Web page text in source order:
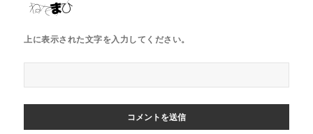
上に表示された文字を入力してください。